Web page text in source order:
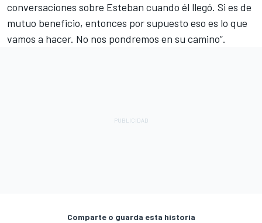
conversaciones sobre Esteban cuando él llegó. Si es de
mutuo beneficio, entonces por supuesto eso es lo que
vamos a hacer. No nos pondremos en su camino”.
Comparte o guarda esta historia